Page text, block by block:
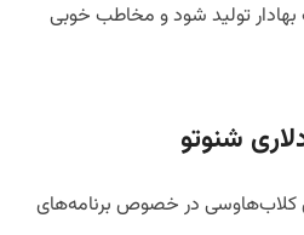
بهادار تولید شود و مخاطب خوبی
شنوتو
کلاب‌هاوسی در خصوص برنامه‌های